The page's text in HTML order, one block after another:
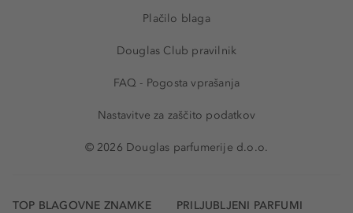
Plačilo blaga
Douglas Club pravilnik
FAQ - Pogosta vprašanja
Nastavitve za zaščito podatkov
© 2026 Douglas parfumerije d.o.o.
TOP BLAGOVNE ZNAMKE PRILJUBLJENI PARFUMI